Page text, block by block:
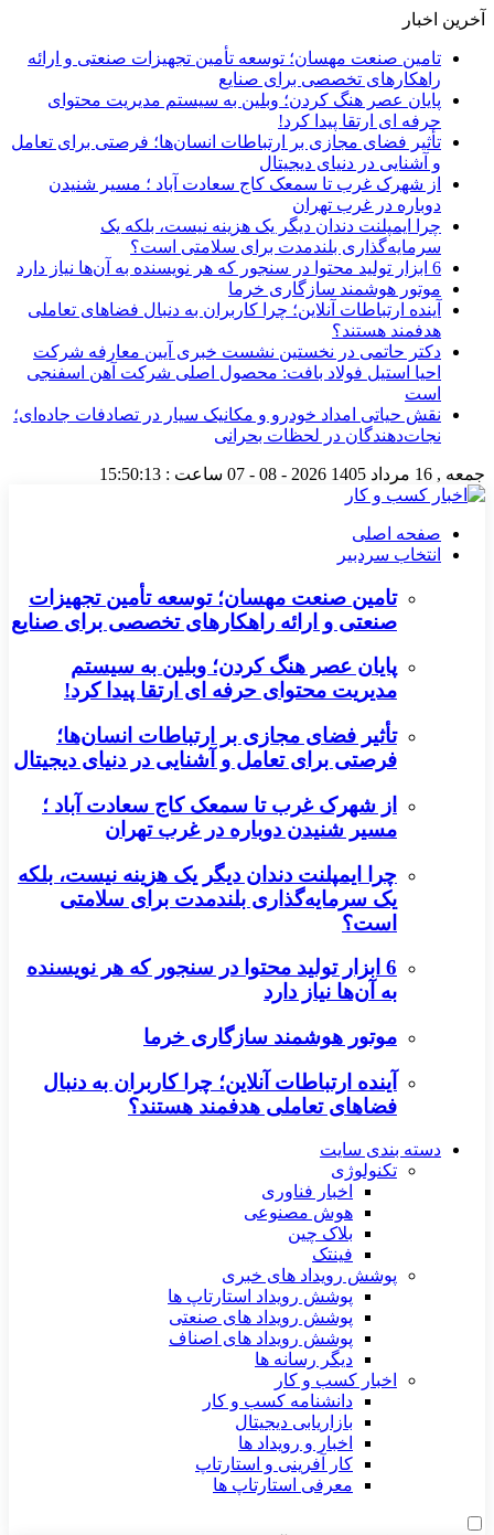
آخرین اخبار
تامین صنعت مهسان؛ توسعه تأمین تجهیزات صنعتی و ارائه
راهکارهای تخصصی برای صنایع
پایان عصر هنگ کردن؛ وبلین به سیستم مدیریت محتوای
حرفه ای ارتقا پیدا کرد!
تأثیر فضای مجازی بر ارتباطات انسان‌ها؛ فرصتی برای تعامل
و آشنایی در دنیای دیجیتال
از شهرک غرب تا سمعک کاج سعادت آباد ؛ مسیر شنیدن
دوباره در غرب تهران
چرا ایمپلنت دندان دیگر یک هزینه نیست، بلکه یک
سرمایه‌گذاری بلندمدت برای سلامتی است؟
6 ابزار تولید محتوا در سنجور که هر نویسنده به آن‌ها نیاز دارد
موتور هوشمند سازگاری خرما
آینده ارتباطات آنلاین؛ چرا کاربران به دنبال فضاهای تعاملی
هدفمند هستند؟
دکتر حاتمی در نخستین نشست خبری آیین معارفه شرکت
احیا استیل فولاد بافت: محصول اصلی شرکت آهن اسفنجی
است
نقش حیاتی امداد خودرو و مکانیک سیار در تصادفات جاده‌ای؛
نجات‌دهندگان در لحظات بحرانی
جمعه , 16 مرداد 1405 2026 - 08 - 07 ساعت : 15:50:13
صفحه اصلی
انتخاب سردبیر
تامین صنعت مهسان؛ توسعه تأمین تجهیزات
صنعتی و ارائه راهکارهای تخصصی برای صنایع
پایان عصر هنگ کردن؛ وبلین به سیستم
مدیریت محتوای حرفه ای ارتقا پیدا کرد!
تأثیر فضای مجازی بر ارتباطات انسان‌ها؛
فرصتی برای تعامل و آشنایی در دنیای دیجیتال
از شهرک غرب تا سمعک کاج سعادت آباد ؛
مسیر شنیدن دوباره در غرب تهران
چرا ایمپلنت دندان دیگر یک هزینه نیست، بلکه
یک سرمایه‌گذاری بلندمدت برای سلامتی
است؟
6 ابزار تولید محتوا در سنجور که هر نویسنده
به آن‌ها نیاز دارد
موتور هوشمند سازگاری خرما
آینده ارتباطات آنلاین؛ چرا کاربران به دنبال
فضاهای تعاملی هدفمند هستند؟
دسته بندی سایت
تکنولوژی
اخبار فناوری
هوش مصنوعی
بلاک چین
فینتک
پوشش رویداد های خبری
پوشش رویداد استارتاپ ها
پوشش رویداد های صنعتی
پوشش رویداد های اصناف
دیگر رسانه ها
اخبار کسب و کار
دانشنامه کسب و کار
بازاریابی دیجیتال
اخبار و رویداد ها
کار آفرینی و استارتاپ
معرفی استارتاپ ها